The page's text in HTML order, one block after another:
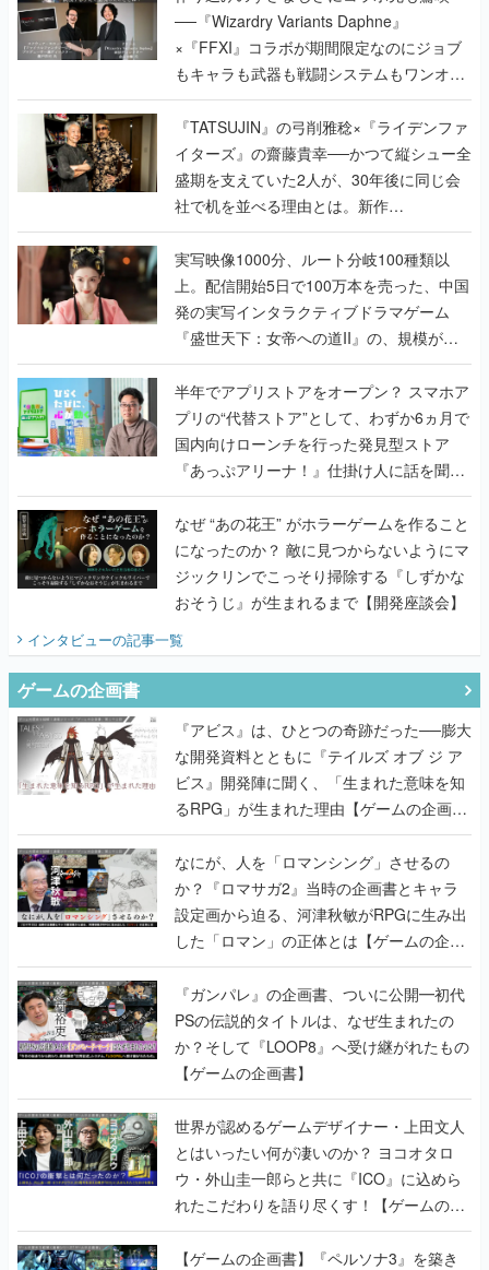
──『Wizardry Variants Daphne』
×『FFXI』コラボが期間限定なのにジョブ
もキャラも武器も戦闘システムもワンオフ
で作り込まれた理由を両ディレクターに聞
く
『TATSUJIN』の弓削雅稔×『ライデンファ
イターズ』の齋藤貴幸──かつて縦シュー全
盛期を支えていた2人が、30年後に同じ会
社で机を並べる理由とは。新作
『TATSUJIN EXTREME』で初タッグを組
んだレジェンド2人に訊く開発秘話
実写映像1000分、ルート分岐100種類以
上。配信開始5日で100万本を売った、中国
発の実写インタラクティブドラマゲーム
『盛世天下：女帝への道II』の、規模が違
うこだわりをプロデューサーに聞いた
半年でアプリストアをオープン？ スマホア
プリの“代替ストア”として、わずか6ヵ月で
国内向けローンチを行った発見型ストア
『あっぷアリーナ！』仕掛け人に話を聞い
てみた
なぜ “あの花王” がホラーゲームを作ること
になったのか？ 敵に見つからないようにマ
ジックリンでこっそり掃除する『しずかな
おそうじ』が生まれるまで【開発座談会】
インタビューの記事一覧
ゲームの企画書
『アビス』は、ひとつの奇跡だった──膨大
な開発資料とともに『テイルズ オブ ジ ア
ビス』開発陣に聞く、「生まれた意味を知
るRPG」が生まれた理由【ゲームの企画
書】
なにが、人を「ロマンシング」させるの
か？『ロマサガ2』当時の企画書とキャラ
設定画から迫る、河津秋敏がRPGに生み出
した「ロマン」の正体とは【ゲームの企画
書】
『ガンパレ』の企画書、ついに公開━初代
PSの伝説的タイトルは、なぜ生まれたの
か？そして『LOOP8』へ受け継がれたもの
【ゲームの企画書】
世界が認めるゲームデザイナー・上田文人
とはいったい何が凄いのか？ ヨコオタロ
ウ・外山圭一郎らと共に『ICO』に込めら
れたこだわりを語り尽くす！【ゲームの企
画書】
【ゲームの企画書】『ペルソナ3』を築き